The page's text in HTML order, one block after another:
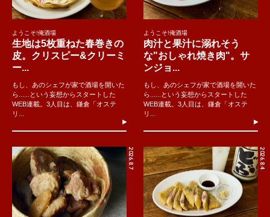
ようこそ!俺酒場
生地は5枚重ねた春巻きの
皮。クリスピー&クリーミ
ー...
もし、あのシェフが家で酒場を開いた
ら......という妄想からスタートした
WEB連載。3人目は、鎌倉「オステ
リ...
ようこそ!俺酒場
肉汁と果汁に溺れそう
な"おしゃれ焼き肉"。サ
ンジョ...
もし、あのシェフが家で酒場を開いた
ら......という妄想からスタートした
WEB連載。3人目は、鎌倉「オステ
リ...
2026.8.7 2026.8.4